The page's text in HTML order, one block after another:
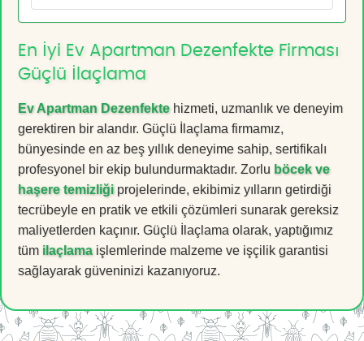
En İyi Ev Apartman Dezenfekte Firması
Güçlü İlaçlama
Ev Apartman Dezenfektehizmeti, uzmanlık ve deneyim
gerektiren bir alandır. Güçlü İlaçlama firmamız,
bünyesinde en az beş yıllık deneyime sahip, sertifikalı
profesyonel bir ekip bulundurmaktadır. Zorlu böcek ve
haşere temizliği projelerinde, ekibimiz yılların getirdiği
tecrübeyle en pratik ve etkili çözümleri sunarak gereksiz
maliyetlerden kaçınır. Güçlü İlaçlama olarak, yaptığımız
tüm ilaçlamaişlemlerinde malzeme ve işçilik garantisi
sağlayarak güveninizi kazanıyoruz.